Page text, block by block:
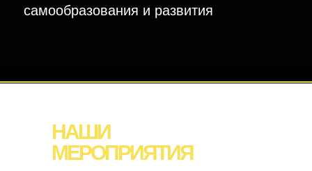
НАШИ
МЕРОПРИЯТИЯ